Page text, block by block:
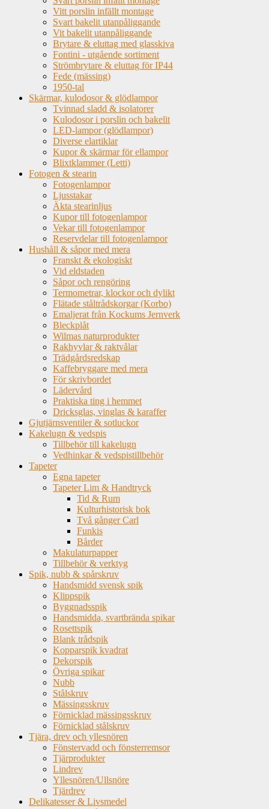
Vitt porslin infällt montage
Svart bakelit utanpåliggande
Vit bakelit utanpåliggande
Brytare & eluttag med glasskiva
Fontini - utgående sortiment
Strömbrytare & eluttag för IP44
Fede (mässing)
1950-tal
Skärmar, kulodosor & glödlampor
Tvinnad sladd & isolatorer
Kulodosor i porslin och bakelit
LED-lampor (glödlampor)
Diverse elartiklar
Kupor & skärmar för ellampor
Blixtklammer (Letti)
Fotogen & stearin
Fotogenlampor
Ljusstakar
Äkta stearinljus
Kupor till fotogenlampor
Vekar till fotogenlampor
Reservdelar till fotogenlampor
Hushåll & såpor med mera
Franskt & ekologiskt
Vid eldstaden
Såpor och rengöring
Termometrar, klockor och dylikt
Flätade ståltrådskorgar (Korbo)
Emaljerat från Kockums Jernverk
Bleckplåt
Wilmas naturprodukter
Rakhyvlar & raktvålar
Trädgårdsredskap
Kaffebryggare med mera
För skrivbordet
Lädervård
Praktiska ting i hemmet
Dricksglas, vinglas & karaffer
Gjutjärnsventiler & sotluckor
Kakelugn & vedspis
Tillbehör till kakelugn
Vedhinkar & vedspistillbehör
Tapeter
Egna tapeter
Tapeter Lim & Handtryck
Tid & Rum
Kulturhistorisk bok
Två gånger Carl
Funkis
Bårder
Makulaturpapper
Tillbehör & verktyg
Spik, nubb & spårskruv
Handsmidd svensk spik
Klippspik
Byggnadsspik
Handsmidda, svartbrända spikar
Rosettspik
Blank trådspik
Kopparspik kvadrat
Dekorspik
Övriga spikar
Nubb
Stålskruv
Mässingsskruv
Förnicklad mässingsskruv
Förnicklad stålskruv
Tjära, drev och yllesnören
Fönstervadd och fönsterremsor
Tjärprodukter
Lindrev
Yllesnören/Ullsnöre
Tjärdrev
Delikatesser & Livsmedel